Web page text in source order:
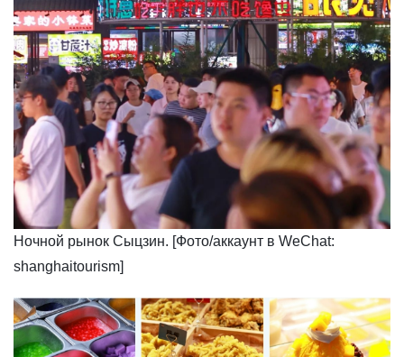
​Ночной рынок Сыцзин. [Фото/аккаунт в WeChat:
shanghaitourism]